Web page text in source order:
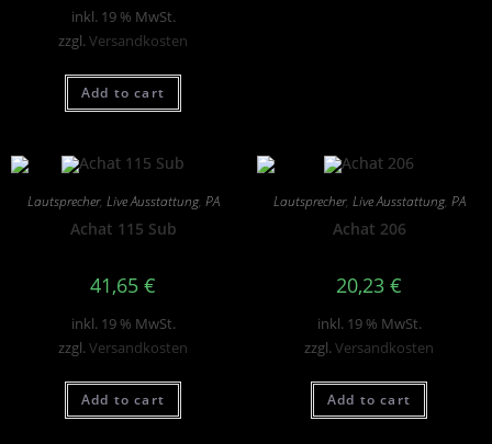
inkl. 19 % MwSt.
zzgl.Versandkosten
Add to cart
Lautsprecher, Live Ausstattung, PA
Achat 115 Sub
41,65 €
inkl. 19 % MwSt.
zzgl.Versandkosten
Add to cart
Lautsprecher, Live Ausstattung, PA
Achat 206
20,23 €
inkl. 19 % MwSt.
zzgl.Versandkosten
Add to cart